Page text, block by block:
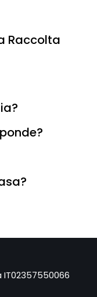
Raccolta
IT02357550066